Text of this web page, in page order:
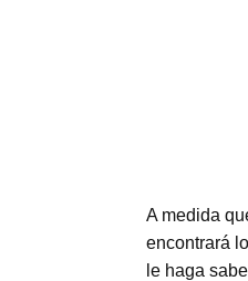
A medida
encontrará
le haga